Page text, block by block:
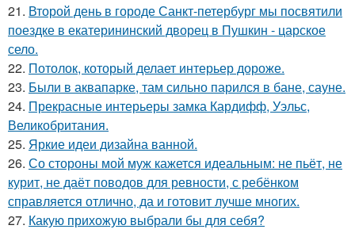
21. Второй день в городе Санкт-петербург мы посвятили
поездке в екатерининский дворец в Пушкин - царское
село.
22. Потолок, который делает интерьер дороже.
23. Были в аквапарке, там сильно парился в бане, сауне.
24. Прекрасные интерьеры замка Кардифф, Уэльс,
Великобритания.
25. Яркие идеи дизайна ванной.
26. Со стороны мой муж кажется идеальным: не пьёт, не
курит, не даёт поводов для ревности, с ребёнком
справляется отлично, да и готовит лучше многих.
27. Какую прихожую выбрали бы для себя?